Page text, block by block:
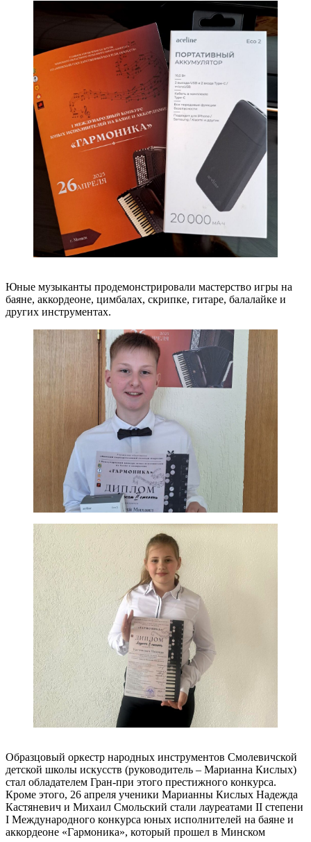
Юные музыканты продемонстрировали мастерство игры на
баяне, аккордеоне, цимбалах, скрипке, гитаре, балалайке и
других инструментах.
Образцовый оркестр народных инструментов Смолевичской
детской школы искусств (руководитель – Марианна Кислых)
стал обладателем Гран-при этого престижного конкурса.
Кроме этого, 26 апреля ученики Марианны Кислых Надежда
Кастяневич и Михаил Смольский стали лауреатами II степени
I Международного конкурса юных исполнителей на баяне и
аккордеоне «Гармоника», который прошел в Минском